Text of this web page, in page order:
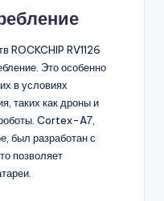
ROCKCHIP RV1126
Это особенно
в условиях
таких как дроны и
Cortex-A7,
был разработан с
позволяет